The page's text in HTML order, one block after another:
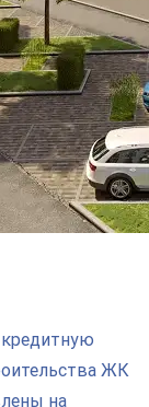
ЖК
на